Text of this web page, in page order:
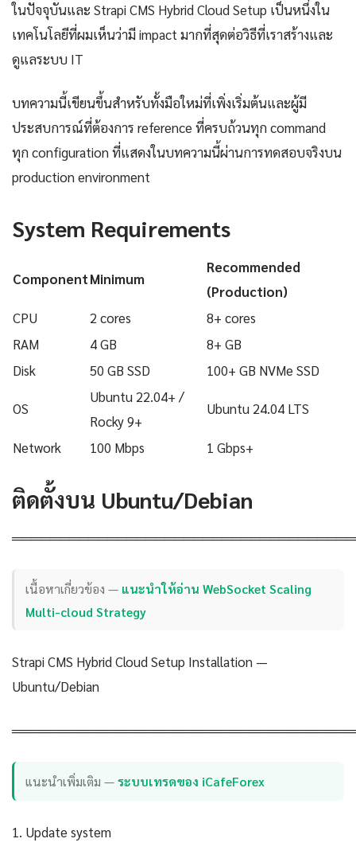
ในปัจจุบันและ Strapi CMS Hybrid Cloud Setup เป็นหนึ่งใน
เทคโนโลยีที่ผมเห็นว่ามี impact มากที่สุดต่อวิธีที่เราสร้างและ
ดูแลระบบ IT
บทความนี้เขียนขึ้นสำหรับทั้งมือใหม่ที่เพิ่งเริ่มต้นและผู้มี
ประสบการณ์ที่ต้องการ reference ที่ครบถ้วนทุก command
ทุก configuration ที่แสดงในบทความนี้ผ่านการทดสอบจริงบน
production environment
System Requirements
ComponentMinimum
Recommended
(Production)
CPU
2 cores
8+ cores
RAM
4 GB
8+ GB
Disk
50 GB SSD 100+ GB NVMe SSD
OS
Ubuntu 22.04+ /
Rocky 9+
Ubuntu 24.04 LTS
Network 100 Mbps 1 Gbps+
ติดตั้งบน Ubuntu/Debian
เนื้อหาเกี่ยวข้อง — แนะนำให้อ่าน WebSocket Scaling
Multi-cloud Strategy
Strapi CMS Hybrid Cloud Setup Installation —
Ubuntu/Debian
แนะนำเพิ่มเติม —ระบบเทรดของ iCafeForex
1. Update system